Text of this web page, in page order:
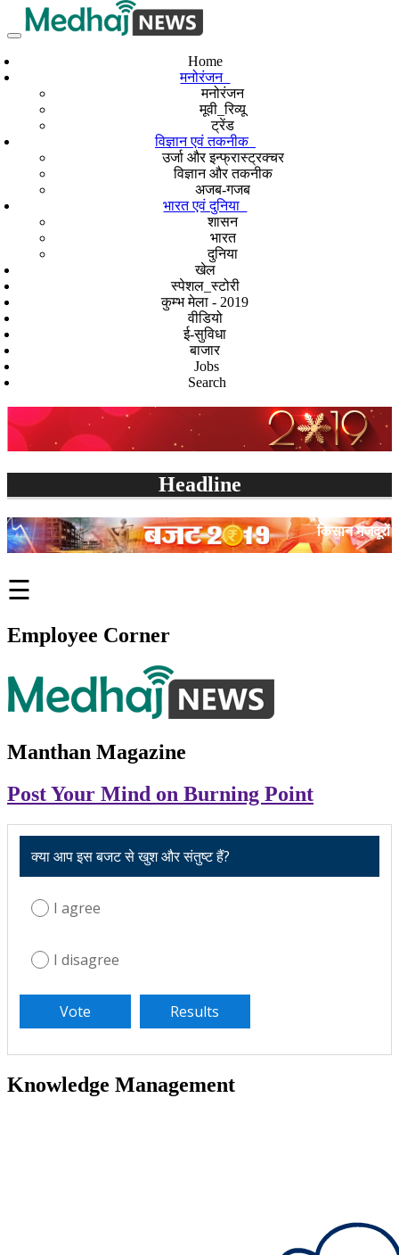
Home
मनोरंजन
मनोरंजन
मूवी_रिव्यू
ट्रेंड
विज्ञान एवं तकनीक
उर्जा और इन्फ्रास्ट्रक्चर
विज्ञान और तकनीक
अजब-गजब
भारत एवं दुनिया
शासन
भारत
दुनिया
खेल
स्पेशल_स्टोरी
कुम्भ मेला - 2019
वीडियो
ई-सुविधा
बाजार
Jobs
Search
Headline
किसान मजदूरों और कर्मचारियों को मोदी
☰
Employee Corner
Manthan Magazine
Post Your Mind on Burning Point
क्या आप इस बजट से खुश और संतुष्ट हैं?
I agree
I disagree
Knowledge Management